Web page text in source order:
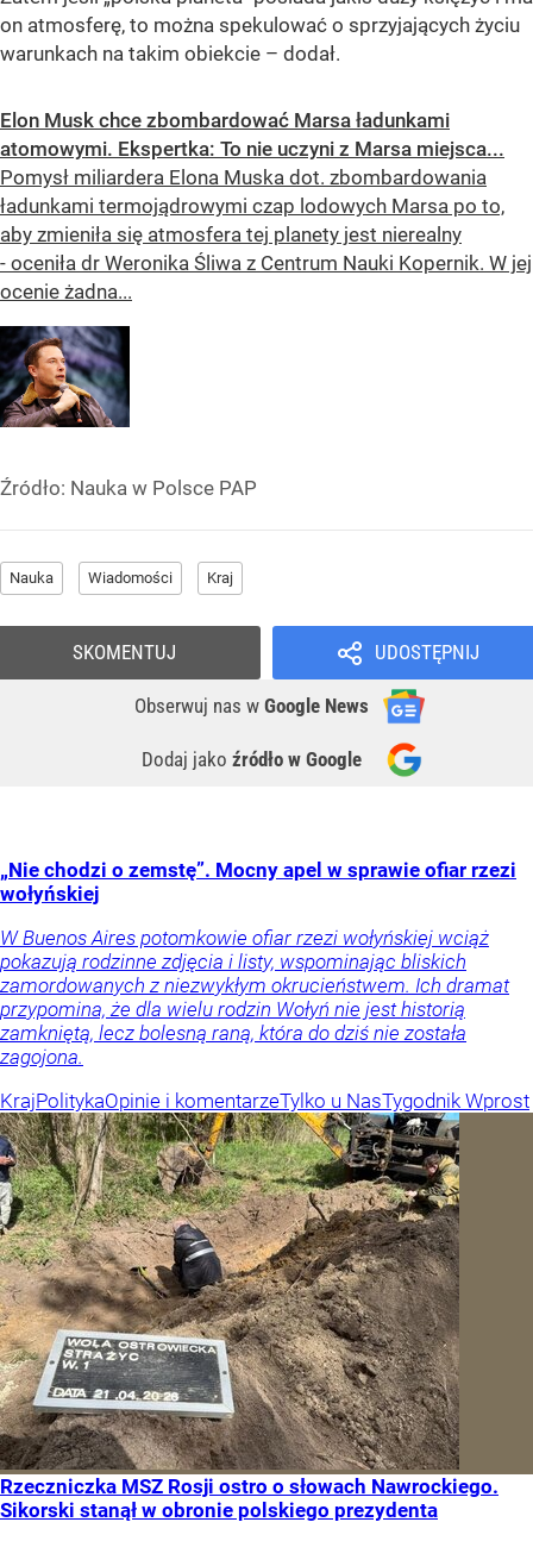
on atmosferę, to można spekulować o sprzyjających życiu
warunkach na takim obiekcie – dodał.
Elon Musk chce zbombardować Marsa ładunkami
atomowymi. Ekspertka: To nie uczyni z Marsa miejsca...
Pomysł miliardera Elona Muska dot. zbombardowania
ładunkami termojądrowymi czap lodowych Marsa po to,
aby zmieniła się atmosfera tej planety jest nierealny
- oceniła dr Weronika Śliwa z Centrum Nauki Kopernik. W jej
ocenie żadna...
Źródło: Nauka w Polsce PAP
Nauka Wiadomości Kraj
UDOSTĘPNIJ
Obserwuj nas w Google News
Dodaj jako źródło w Google
SKOMENTUJ
„Nie chodzi o zemstę”. Mocny apel w sprawie ofiar rzezi
wołyńskiej
W Buenos Aires potomkowie ofiar rzezi wołyńskiej wciąż
pokazują rodzinne zdjęcia i listy, wspominając bliskich
zamordowanych z niezwykłym okrucieństwem. Ich dramat
przypomina, że dla wielu rodzin Wołyń nie jest historią
zamkniętą, lecz bolesną raną, która do dziś nie została
zagojona.
KrajPolitykaOpinie i komentarzeTylko u NasTygodnik Wprost
Rzeczniczka MSZ Rosji ostro o słowach Nawrockiego.
Sikorski stanął w obronie polskiego prezydenta